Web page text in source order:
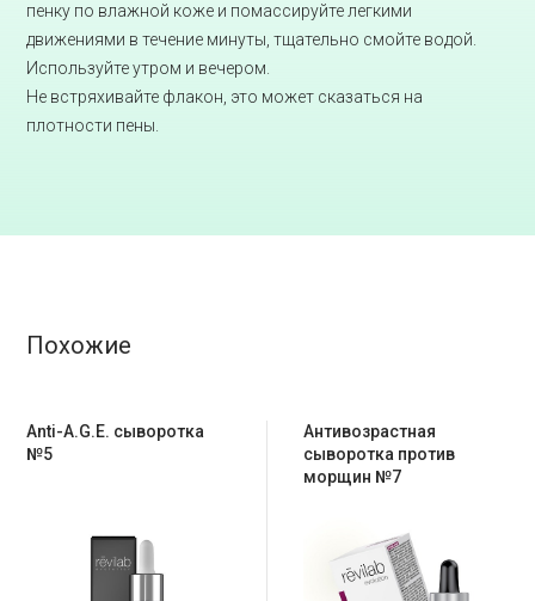
пенку по влажной коже и помассируйте легкими
движениями в течение минуты, тщательно смойте водой.
Используйте утром и вечером.
Не встряхивайте флакон, это может сказаться на
плотности пены.
Похожие
Anti-A.G.E. cыворотка
№5
Антивозрастная
сыворотка против
морщин №7